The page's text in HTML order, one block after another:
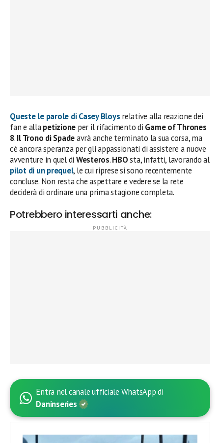
Queste le parole diCasey Bloys relative alla reazione dei
fan e allapetizione per il rifacimento di Game of Thrones
8.Il Trono di Spadeavrà anche terminato la sua corsa, ma
c’è ancora speranza per gli appassionati di assistere a nuove
avventure in quel di Westeros.HBOsta, infatti, lavorando al
pilot di un prequel, le cui riprese si sono recentemente
concluse. Non resta che aspettare e vedere se la rete
deciderà di ordinare una prima stagione completa.
Potrebbero interessarti anche:
Entra nel canale ufficiale WhatsApp di
Daninseries